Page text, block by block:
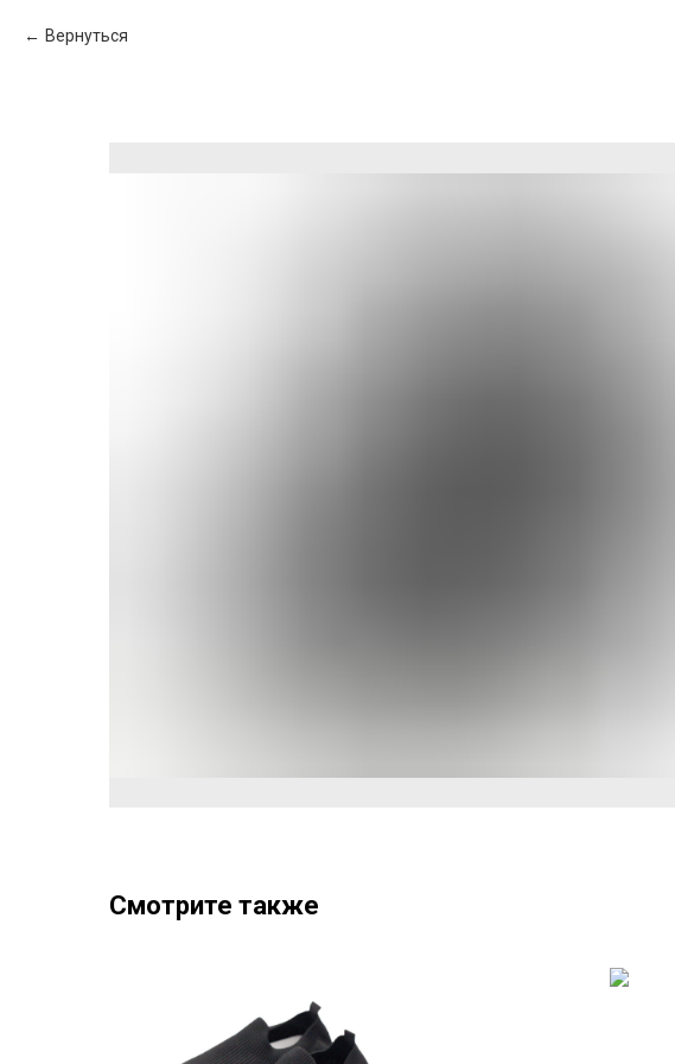
Вернуться
Смотрите также